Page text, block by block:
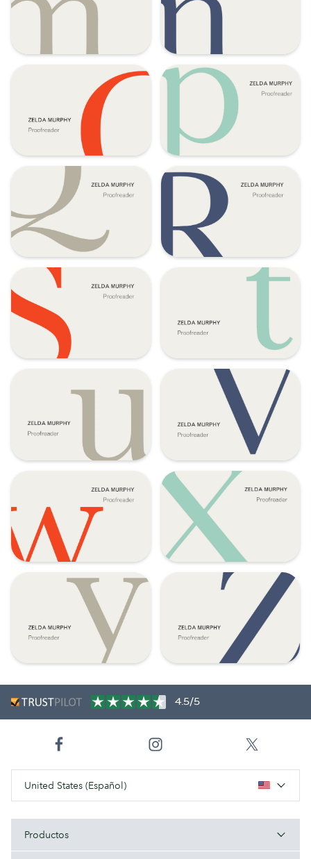
4.5/5
United States (Español)
Productos